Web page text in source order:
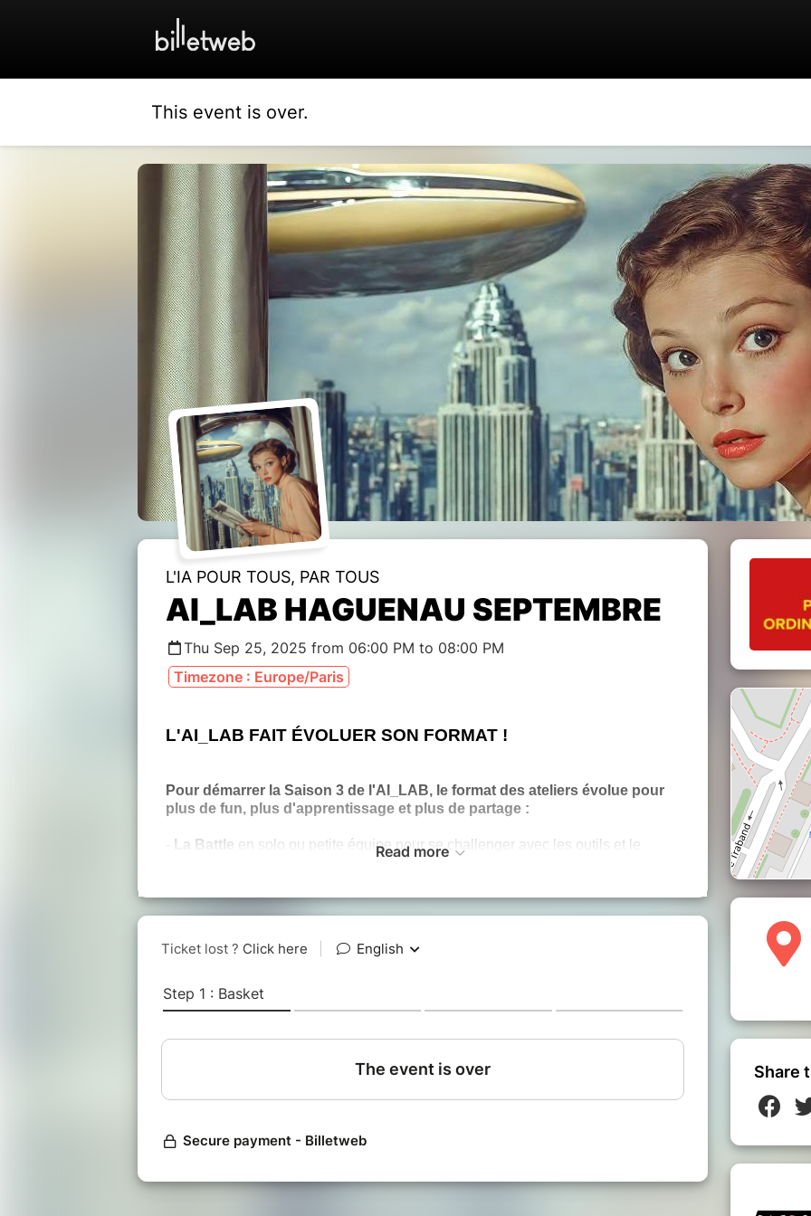
This event is over.
L'IA POUR TOUS, PAR TOUS
AI_LAB HAGUENAU SEPTEMBRE
Thu Sep 25, 2025 from 06:00 PM to 08:00 PM
Timezone : Europe/Paris
L'AI_LAB FAIT ÉVOLUER SON FORMAT !
Pour démarrer la Saison 3 de l'AI_LAB, le format des ateliers évolue pour
plus de fun, plus d'apprentissage et plus de partage :
La Battle en solo ou petite équipe pour se challenger avec les outils et le
-Le débatpour dialoguer autour de questions techniques, sociales ou éthiques.
-L'IA pour les débutantsavec un format adapté aux besoins, professionnels
-L'atelier ouvert pour un participant qui souhaite faire une présentation
Et bien entendu, le "Neuf en 9 minutes", l'actualité du mois, est maintenu, avec
au préalable, un petit brise glace sympa pendant le quart d'heure d'accueil.
C'est pas cool, ça ?
L'AI_LAB POURQUOI ?
Vous pensez que l'IA peut améliorer votre efficacité au travail ? Vous cherchez à
réguliers ou débutants, vous pouvez rejoindre notre groupe d'utilisateurs de l'IA
Read more
Share